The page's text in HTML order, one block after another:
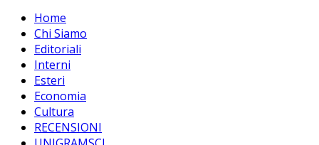
Home
Chi Siamo
Editoriali
Interni
Esteri
Economia
Cultura
RECENSIONI